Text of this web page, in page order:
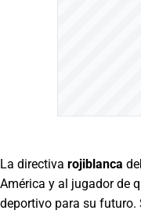
La directiva rojiblanca
América y al jugador de
deportivo para su futuro.